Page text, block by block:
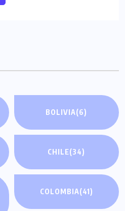
BOLIVIA(6)
CHILE(34)
COLOMBIA(41)